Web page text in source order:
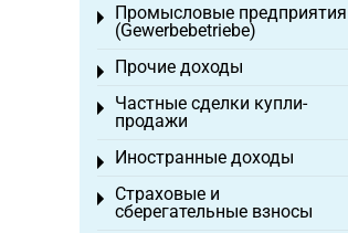
Промысловые предприятия
(Gewerbebetriebe)
Toggle menu
Прочие доходы
Toggle menu
Частные сделки купли-
продажи
Toggle menu
Иностранные доходы
Toggle menu
Страховые и
сберегательные взносы
Toggle menu